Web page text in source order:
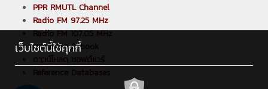
PPR RMUTL Channel
Radio FM 97.25 MHz
Radio FM 107.05 MHz
ดาวน์โหลด E-book
ดาวน์โหลด ซอฟต์แวร์
Reference Databases
เว็บไซต์นี้ใช้คุกกี้